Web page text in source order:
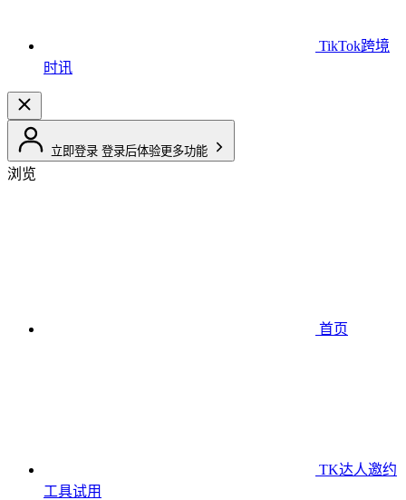
TikTok跨境
时讯
立即登录 登录后体验更多功能
浏览
首页
TK达人邀约
工具试用